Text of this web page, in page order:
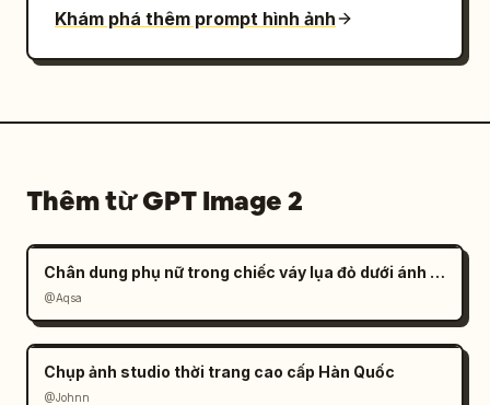
Khám phá thêm prompt hình ảnh
Thêm từ GPT Image 2
Chân dung phụ nữ trong chiếc váy lụa đỏ dưới ánh nắng
@Aqsa
Chụp ảnh studio thời trang cao cấp Hàn Quốc
@Johnn